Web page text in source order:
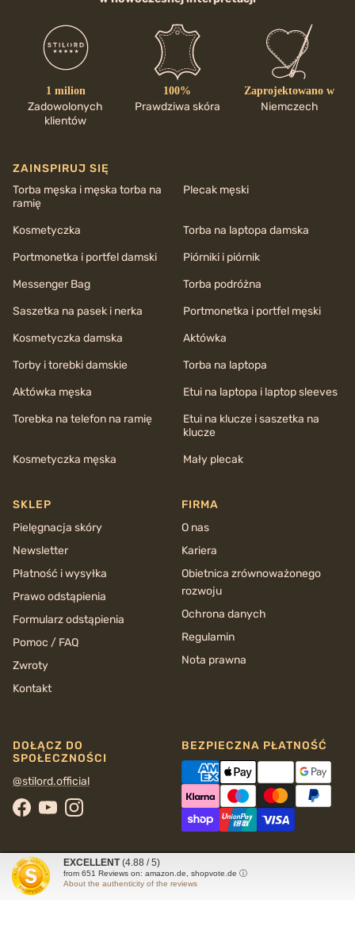
1 milion
Zadowolonych
klientów
100%
Prawdziwa skóra
Zaprojektowano w
Niemczech
ZAINSPIRUJ SIĘ
Torba męska i męska torba na
ramię
Plecak męski
Kosmetyczka
Torba na laptopa damska
Portmonetka i portfel damski
Piórniki i piórnik
Messenger Bag
Torba podróżna
Saszetka na pasek i nerka
Portmonetka i portfel męski
Kosmetyczka damska
Aktówka
Torby i torebki damskie
Torba na laptopa
Aktówka męska
Etui na laptopa i laptop sleeves
Torebka na telefon na ramię
Etui na klucze i saszetka na
klucze
Kosmetyczka męska
Mały plecak
SKLEP
Pielęgnacja skóry
Newsletter
Płatność i wysyłka
Prawo odstąpienia
Formularz odstąpienia
Pomoc / FAQ
Zwroty
Kontakt
FIRMA
O nas
Kariera
Obietnica zrównoważonego
rozwoju
Ochrona danych
Regulamin
Nota prawna
DOŁĄCZ DO
SPOŁECZNOŚCI
@stilord.official
Facebook
YouTubeInstagram
BEZPIECZNA PŁATNOŚĆ
EXCELLENT (4.88 / 5)
from 651 Reviews on: amazon.de, shopvote.de ⓘ
About the authenticity of the reviews